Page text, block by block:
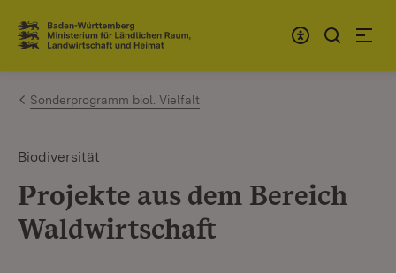
Zum Inhalt springen
Link zur Startseite
Sonderprogramm biol. Vielfalt
Biodiversität
Projekte aus dem Bereich
Waldwirtschaft